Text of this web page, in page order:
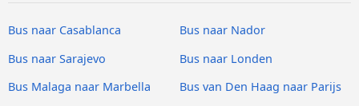
Bus naar Casablanca
Bus naar Nador
Bus naar Sarajevo
Bus naar Londen
Bus Malaga naar Marbella
Bus van Den Haag naar Parijs